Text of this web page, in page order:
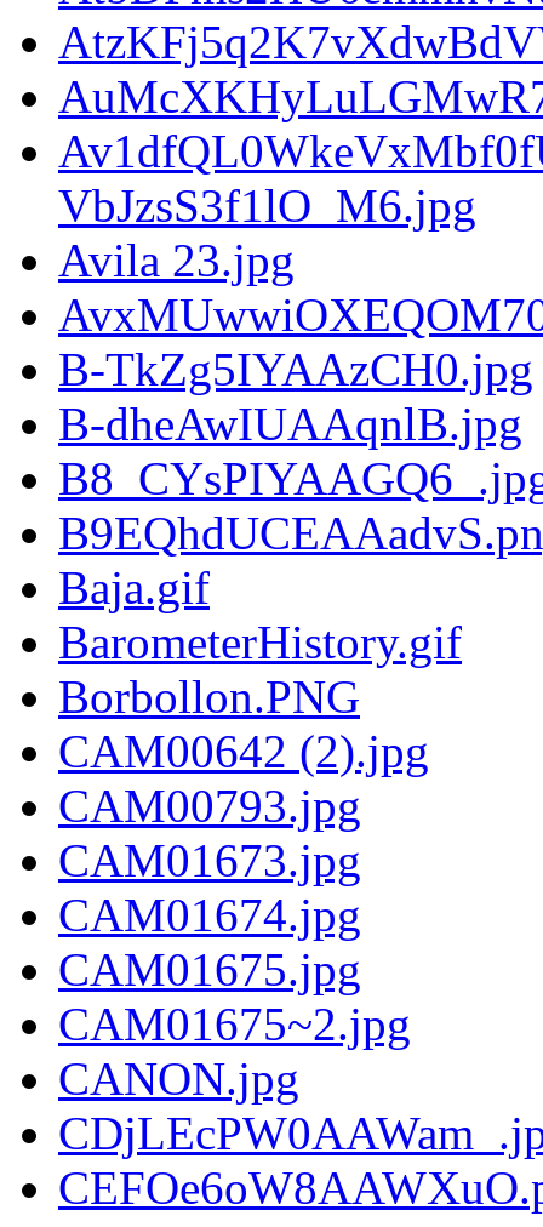
VbJzsS3f1lO_M6.jpg
Avila 23.jpg
B-TkZg5IYAAzCH0.jpg
B-dheAwIUAAqnlB.jpg
Baja.gif
BarometerHistory.gif
Borbollon.PNG
CAM00642 (2).jpg
CAM00793.jpg
CAM01673.jpg
CAM01674.jpg
CAM01675.jpg
CAM01675~2.jpg
CANON.jpg